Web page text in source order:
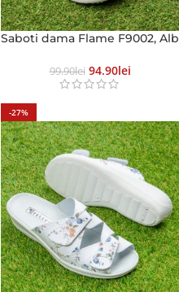
Saboti dama Flame F9002, Alb
99.90Lei 94.90Lei
-27%